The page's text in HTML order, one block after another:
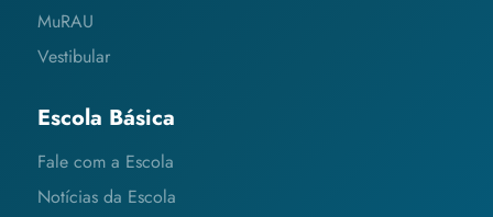
MuRAU
Vestibular
Escola Básica
Fale com a Escola
Notícias da Escola